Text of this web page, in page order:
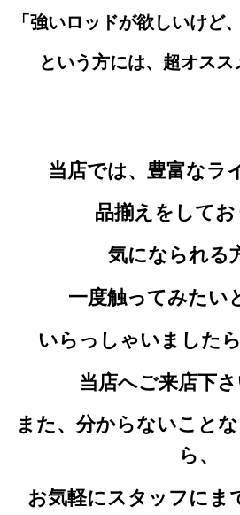
「強いロッドが欲しいけど
という方には、超オスス
当店では、豊富なラ
品揃えをして
気になられる
一度触ってみたい
いらっしゃいましたら
当店へご来店下さ
また、分からないこと
ら、
お気軽にスタッフにま